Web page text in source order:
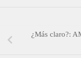
¿Más claro?: